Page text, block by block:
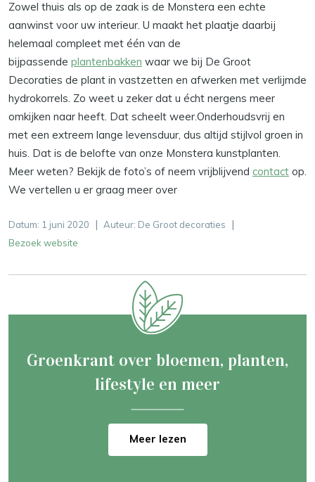
Zowel thuis als op de zaak is de Monstera een echte
aanwinst voor uw interieur. U maakt het plaatje daarbij
helemaal compleet met één van de
bijpassende plantenbakken waar we bij De Groot
Decoraties de plant in vastzetten en afwerken met verlijmde
hydrokorrels. Zo weet u zeker dat u écht nergens meer
omkijken naar heeft. Dat scheelt weer.Onderhoudsvrij en
met een extreem lange levensduur, dus altijd stijlvol groen in
huis. Dat is de belofte van onze Monstera kunstplanten.
Meer weten? Bekijk de foto’s of neem vrijblijvend contact op.
We vertellen u er graag meer over
Datum: 1 juni 2020 | Auteur: De Groot decoraties |
Bezoek website
Groenkrant over bloemen, planten,
lifestyle en meer
Meer lezen